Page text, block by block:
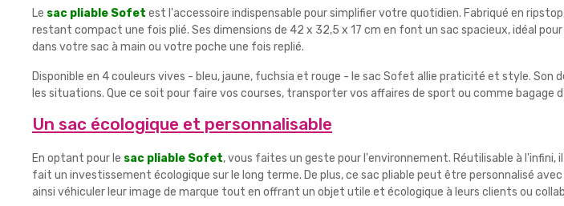
Le sac pliable Sofet est l'accessoire indispensable pour simplifier votre quotidien. Fabriqué en
restant compact une fois plié. Ses dimensions de 42 x 32,5 x 17 cm en font un sac spacieux, idéal pour
dans votre sac à main ou votre poche une fois replié.
Disponible en 4 couleurs vives - bleu, jaune, fuchsia et rouge - le sac Sofet allie praticité et style.
les situations. Que ce soit pour faire vos courses, transporter vos affaires de sport ou comme
Un sac écologique et personnalisable
En optant pour le sac pliable Sofet, vous faites un geste pour l'environnement. Réutilisable à
fait un investissement écologique sur le long terme. De plus, ce sac pliable peut être personnalisé
ainsi véhiculer leur image de marque tout en offrant un objet utile et écologique à leurs clients ou